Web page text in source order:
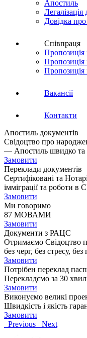
Апостиль
Легалізація
Довідка
Співпраця
Пропозиція
Пропозиція
Пропозиція
Вакансії
Контакти
Апостиль документів
Свідоцтво про
— Апостиль швидко та
Замовити
Переклади документів
Сертифіковані та
імміграції та роботи
Замовити
Ми говоримо
87 МОВАМИ
Замовити
Документи з РАЦС
Отримаємо
без черг, без стресу,
Замовити
Потрібен переклад
Перекладємо за 30
Замовити
Виконуємо великі
Швидкість і якість
Замовити
Previous
Next